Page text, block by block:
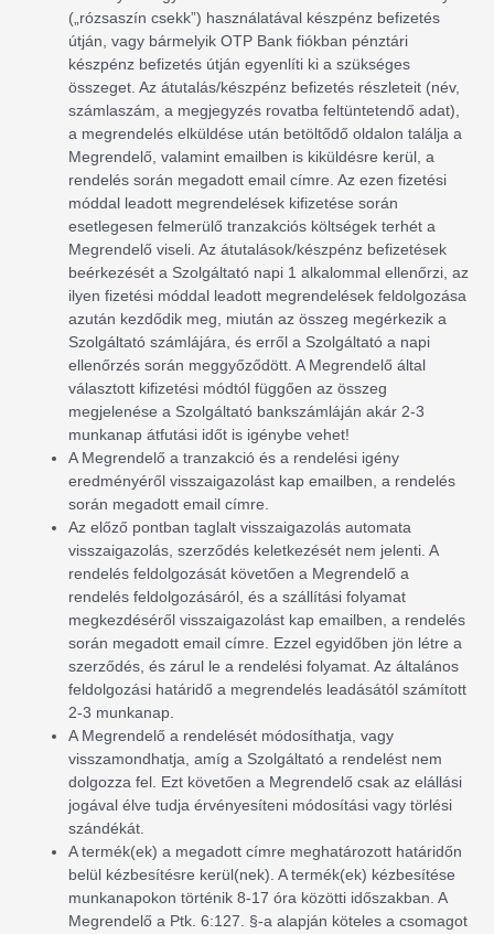
(„rózsaszín csekk”) használatával készpénz befizetés
útján, vagy bármelyik OTP Bank fiókban pénztári
készpénz befizetés útján egyenlíti ki a szükséges
összeget. Az átutalás/készpénz befizetés részleteit (név,
számlaszám, a megjegyzés rovatba feltüntetendő adat),
a megrendelés elküldése után betöltődő oldalon találja a
Megrendelő, valamint emailben is kiküldésre kerül, a
rendelés során megadott email címre. Az ezen fizetési
móddal leadott megrendelések kifizetése során
esetlegesen felmerülő tranzakciós költségek terhét a
Megrendelő viseli. Az átutalások/készpénz befizetések
beérkezését a Szolgáltató napi 1 alkalommal ellenőrzi, az
ilyen fizetési móddal leadott megrendelések feldolgozása
azután kezdődik meg, miután az összeg megérkezik a
Szolgáltató számlájára, és erről a Szolgáltató a napi
ellenőrzés során meggyőződött. A Megrendelő által
választott kifizetési módtól függően az összeg
megjelenése a Szolgáltató bankszámláján akár 2-3
munkanap átfutási időt is igénybe vehet!
A Megrendelő a tranzakció és a rendelési igény
eredményéről visszaigazolást kap emailben, a rendelés
során megadott email címre.
Az előző pontban taglalt visszaigazolás automata
visszaigazolás, szerződés keletkezését nem jelenti. A
rendelés feldolgozását követően a Megrendelő a
rendelés feldolgozásáról, és a szállítási folyamat
megkezdéséről visszaigazolást kap emailben, a rendelés
során megadott email címre. Ezzel egyidőben jön létre a
szerződés, és zárul le a rendelési folyamat. Az általános
feldolgozási határidő a megrendelés leadásától számított
2-3 munkanap.
A Megrendelő a rendelését módosíthatja, vagy
visszamondhatja, amíg a Szolgáltató a rendelést nem
dolgozza fel. Ezt követően a Megrendelő csak az elállási
jogával élve tudja érvényesíteni módosítási vagy törlési
szándékát.
A termék(ek) a megadott címre meghatározott határidőn
belül kézbesítésre kerül(nek). A termék(ek) kézbesítése
munkanapokon történik 8-17 óra közötti időszakban. A
Megrendelő a Ptk. 6:127. §-a alapján köteles a csomagot